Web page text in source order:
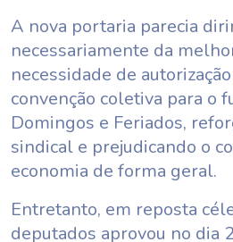
A nova portaria parecia
necessariamente da
necessidade de
convenção coletiva para o
Domingos e Feriados,
sindical e prejudicando o
economia de forma geral.
Entretanto, em reposta
deputados aprovou no dia